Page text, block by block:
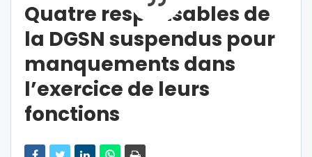
Quatre responsables de
la DGSN suspendus pour
manquements dans
l’exercice de leurs
fonctions